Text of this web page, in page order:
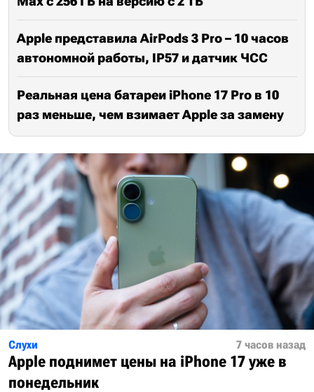
Apple представила AirPods 3 Pro – 10 часов
автономной работы, IP57 и датчик ЧСС
Реальная цена батареи iPhone 17 Pro в 10
раз меньше, чем взимает Apple за замену
Слухи 7 часов назад
Apple поднимет цены на iPhone 17 уже в
понедельник